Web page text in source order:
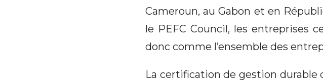
Cameroun, au Gabon et en
le PEFC Council, les entreprises
donc comme l’ensemble des
La certification de gestion durable